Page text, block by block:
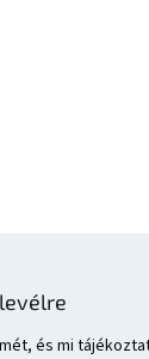
és mi